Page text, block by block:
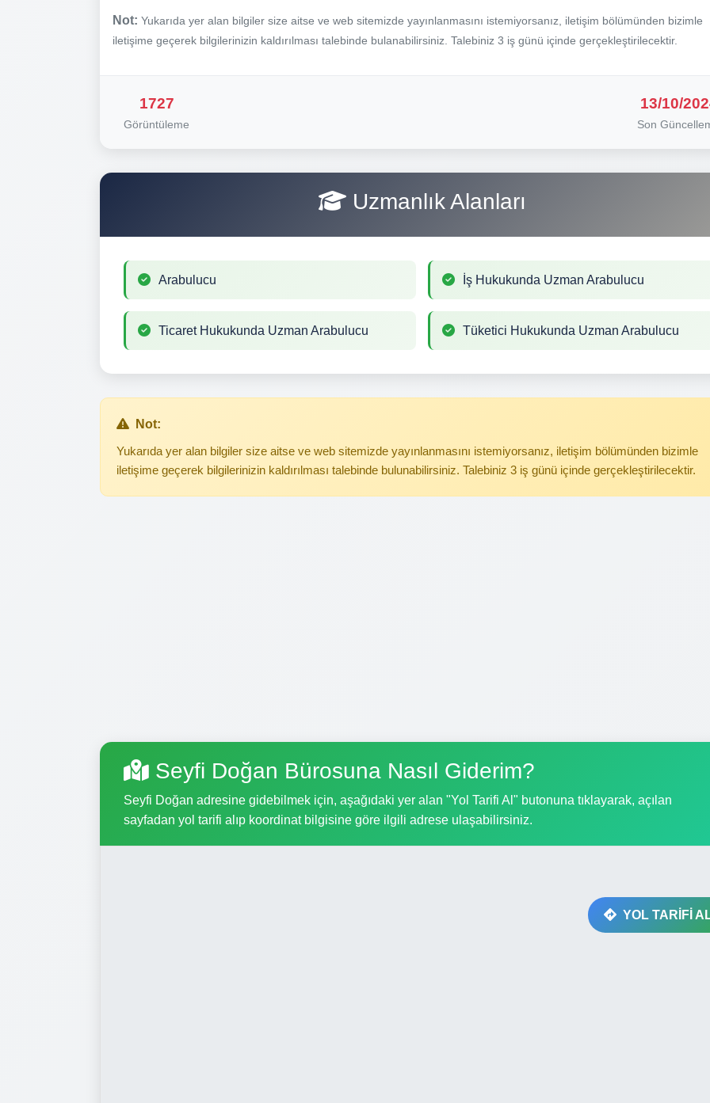
Not: Yukarıda yer alan bilgiler size aitse ve web sitemizde yayınlanmasını istemiyorsanız, iletişim bölümünden bizimle
iletişime geçerek bilgilerinizin kaldırılması talebinde bulanabilirsiniz. Talebiniz 3 iş günü içinde gerçekleştirilecektir.
1727
Görüntüleme
13/10/
Son
Uzmanlık Alanları
Arabulucu İş Hukukunda Uzman Arabulucu
Ticaret Hukukunda Uzman Arabulucu Tüketici Hukukunda Uzman Arabulucu
Not:
Yukarıda yer alan bilgiler size aitse ve web sitemizde yayınlanmasını istemiyorsanız, iletişim bölümünden bizimle
iletişime geçerek bilgilerinizin kaldırılması talebinde bulunabilirsiniz. Talebiniz 3 iş günü içinde gerçekleştirilecektir.
Seyfi Doğan Bürosuna Nasıl Giderim?
Seyfi Doğan adresine gidebilmek için, aşağıdaki yer alan "Yol Tarifi Al" butonuna tıklayarak, açılan
sayfadan yol tarifi alıp koordinat bilgisine göre ilgili adrese ulaşabilirsiniz.
YOL TARİFİ